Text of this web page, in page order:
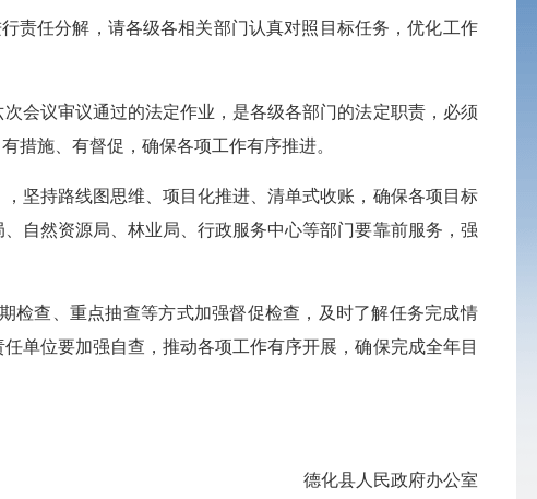
任分解，请各级各相关部门认真对照目标任务，优化工作
会议审议通过的法定作业，是各级各部门的法定职责，必须
措施、有督促，确保各项工作有序推进。
坚持路线图思维、项目化推进、清单式收账，确保各项目标
自然资源局、 林业局 、行政服务中心等部门要靠前服务，强
查、重点抽查等方式加强督促检查，及时了解任务完成情
单位要加强自查，推动各项工作有序开展，确保完成全年目
德化县人民政府办公室